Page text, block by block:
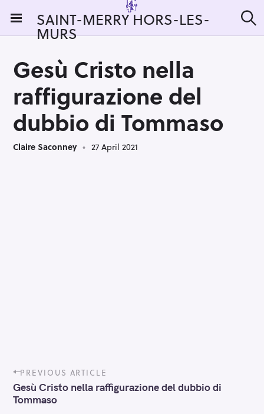
i
SAINT-MERRY HORS-LES-
MURS e
Gesù Cristo nella
raffigurazione del
dubbio di Tommaso
Claire Saconney 27 April 2021
P
o
s
t
PREVIOUS ARTICLE
Gesù Cristo nella raffigurazione del dubbio di
Tommaso